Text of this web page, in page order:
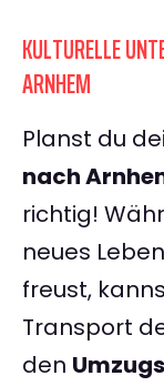
KULTURELLE
ARNHEM
Planst du
nach
richtig!
neues
freust,
Transport
den